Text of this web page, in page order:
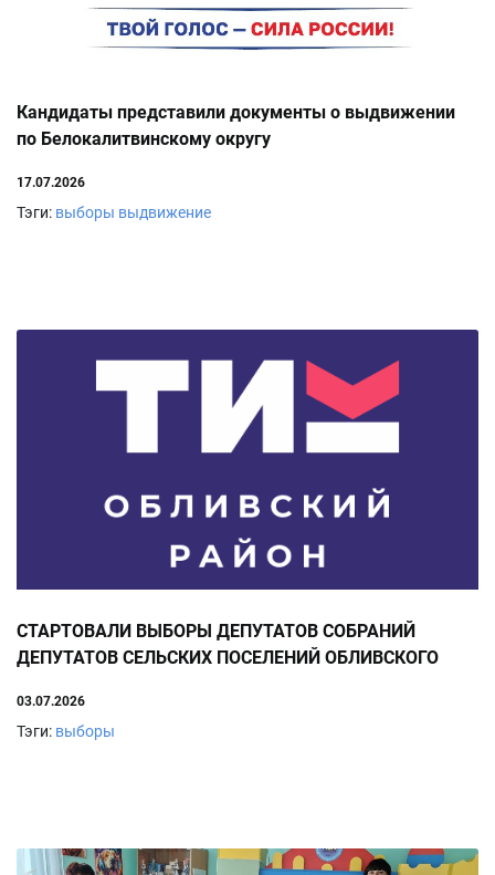
Кандидаты представили документы о выдвижении
по Белокалитвинскому округу
17.07.2026
Тэги: выборы выдвижение
СТАРТОВАЛИ ВЫБОРЫ ДЕПУТАТОВ СОБРАНИЙ
ДЕПУТАТОВ СЕЛЬСКИХ ПОСЕЛЕНИЙ ОБЛИВСКОГО
03.07.2026
Тэги: выборы